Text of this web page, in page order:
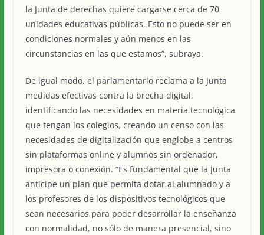
la Junta de derechas quiere cargarse cerca de 70
unidades educativas públicas. Esto no puede ser en
condiciones normales y aún menos en las
circunstancias en las que estamos”, subraya.
De igual modo, el parlamentario reclama a la Junta
medidas efectivas contra la brecha digital,
identificando las necesidades en materia tecnológica
que tengan los colegios, creando un censo con las
necesidades de digitalización que englobe a centros
sin plataformas online y alumnos sin ordenador,
impresora o conexión. “Es fundamental que la Junta
anticipe un plan que permita dotar al alumnado y a
los profesores de los dispositivos tecnológicos que
sean necesarios para poder desarrollar la enseñanza
con normalidad, no sólo de manera presencial, sino